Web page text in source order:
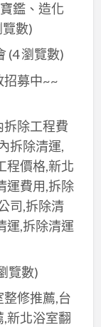
鑑、造化
覽數)
(4 瀏覽數)
招募中~~
拆除工程費
拆除清運,
程價格,新北
運費用,拆除
司,拆除清
運,拆除清運
覽數)
修推薦,台
新北浴室翻